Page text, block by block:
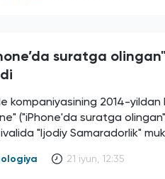
suratga
kompaniyasining 2014-
("iPhone'da suratga
"Ijodiy Samaradorlik"
21 iyun, 12:35